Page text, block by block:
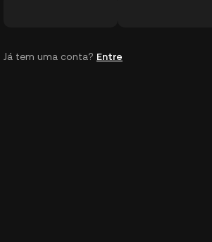
Já tem uma conta? Entre